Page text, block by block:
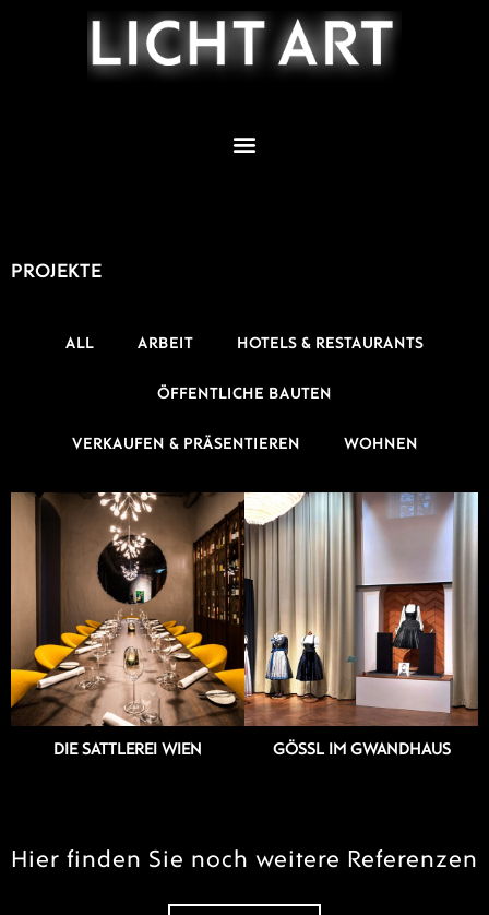
PROJEKTE
ALL ARBEIT HOTELS & RESTAURANTS
ÖFFENTLICHE BAUTEN
VERKAUFEN & PRÄSENTIEREN WOHNEN
DIE SATTLEREI WIEN GÖSSL IM GWANDHAUS
Hier finden Sie noch weitere Referenzen